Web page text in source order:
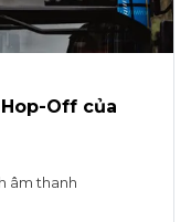
Off của
âm thanh